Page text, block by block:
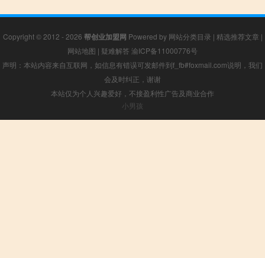
Copyright © 2012 - 2026 帮创业加盟网 Powered by 网站分类目录 | 精选推荐文章 |
网站地图 | 疑难解答 渝ICP备11000776号
声明：本站内容来自互联网，如信息有错误可发邮件到f_fb#foxmail.com说明，我们
会及时纠正，谢谢
本站仅为个人兴趣爱好，不接盈利性广告及商业合作
小男孩